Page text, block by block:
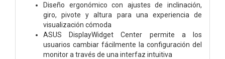
Diseño ergonómico con ajustes de inclinación,
giro, pivote y altura para una experiencia de
visualización cómoda
ASUS DisplayWidget Center permite a los
usuarios cambiar fácilmente la configuración del
monitor a través de una interfaz intuitiva